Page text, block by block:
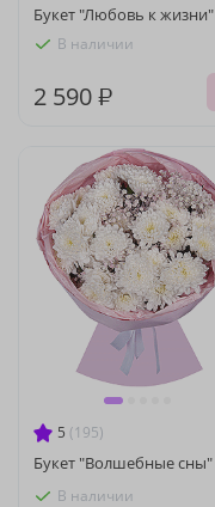
Букет "Любовь к жизни"
В наличии
2 590 ₽
5 (195)
Букет "Волшебные сны"
В наличии